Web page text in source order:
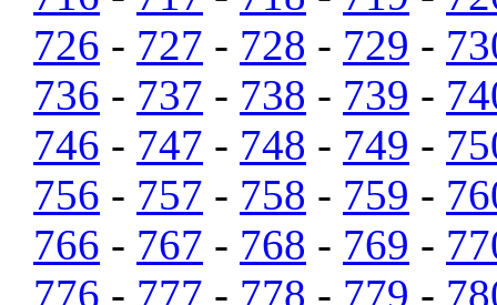
726 - 727 - 728 - 729 -
736 - 737 - 738 - 739 -
746 - 747 - 748 - 749 -
756 - 757 - 758 - 759 -
766 - 767 - 768 - 769 -
776 - 777 - 778 - 779 -